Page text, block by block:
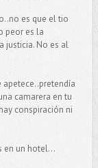
es que el tio
peor es la
justicia. No es al
apetece..pretendía
camarera en tu
conspiración ni
en un hotel...